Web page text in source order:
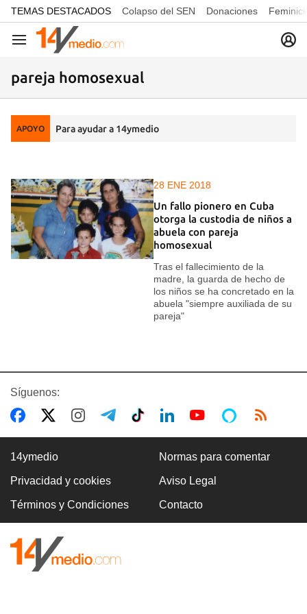
common.go-to-content
TEMAS DESTACADOS Colapso del SEN Donaciones
Navegación
pareja homosexual
APOYO Para ayudar a 14ymedio
28 ENE 2018
Un fallo pionero en Cuba
otorga la custodia de niños a
abuela con pareja
homosexual
Tras el fallecimiento de la
madre, la guarda de hecho de
los niños se ha concretado en la
abuela "siempre auxiliada de su
pareja"
Síguenos:
14ymedio Normas para comentar
Privacidad y cookies Aviso Legal
Términos y Condiciones Contacto